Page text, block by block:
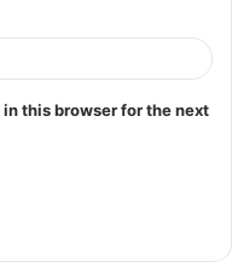
this browser for the next